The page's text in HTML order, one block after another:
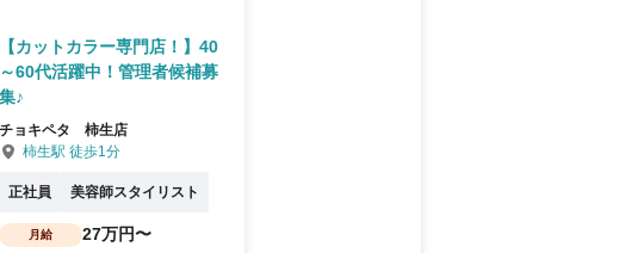
【カットカラー専門店！】40
～60代活躍中！管理者候補募
集♪
チョキペタ 柿生店
柿生駅 徒歩1分
正社員 美容師スタイリスト
月給 27万円〜